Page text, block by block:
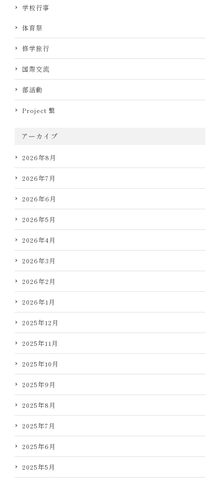
学校行事
体育祭
修学旅行
国際交流
部活動
Project 繋
アーカイブ
2026年8月
2026年7月
2026年6月
2026年5月
2026年4月
2026年3月
2026年2月
2026年1月
2025年12月
2025年11月
2025年10月
2025年9月
2025年8月
2025年7月
2025年6月
2025年5月